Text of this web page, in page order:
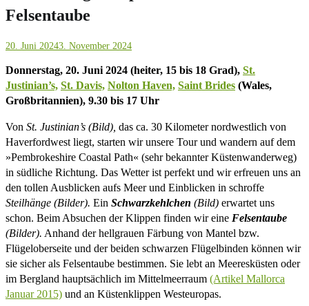
Felsentaube
20. Juni 20243. November 2024
Donnerstag, 20. Juni 2024 (heiter, 15 bis 18 Grad), St.
Justinian’s, St. Davis, Nolton Haven, Saint Brides (Wales,
Großbritannien), 9.30 bis 17 Uhr
Von St. Justinian’s (Bild), das ca. 30 Kilometer nordwestlich von
Haverfordwest liegt, starten wir unsere Tour und wandern auf dem
»Pembrokeshire Coastal Path« (sehr bekannter Küstenwanderweg)
in südliche Richtung. Das Wetter ist perfekt und wir erfreuen uns an
den tollen Ausblicken aufs Meer und Einblicken in schroffe
Steilhänge (Bilder). Ein Schwarzkehlchen (Bild) erwartet uns
schon. Beim Absuchen der Klippen finden wir eine Felsentaube
(Bilder). Anhand der hellgrauen Färbung von Mantel bzw.
Flügeloberseite und der beiden schwarzen Flügelbinden können wir
sie sicher als Felsentaube bestimmen. Sie lebt an Meeresküsten oder
im Bergland hauptsächlich im Mittelmeerraum (Artikel Mallorca
Januar 2015) und an Küstenklippen Westeuropas.